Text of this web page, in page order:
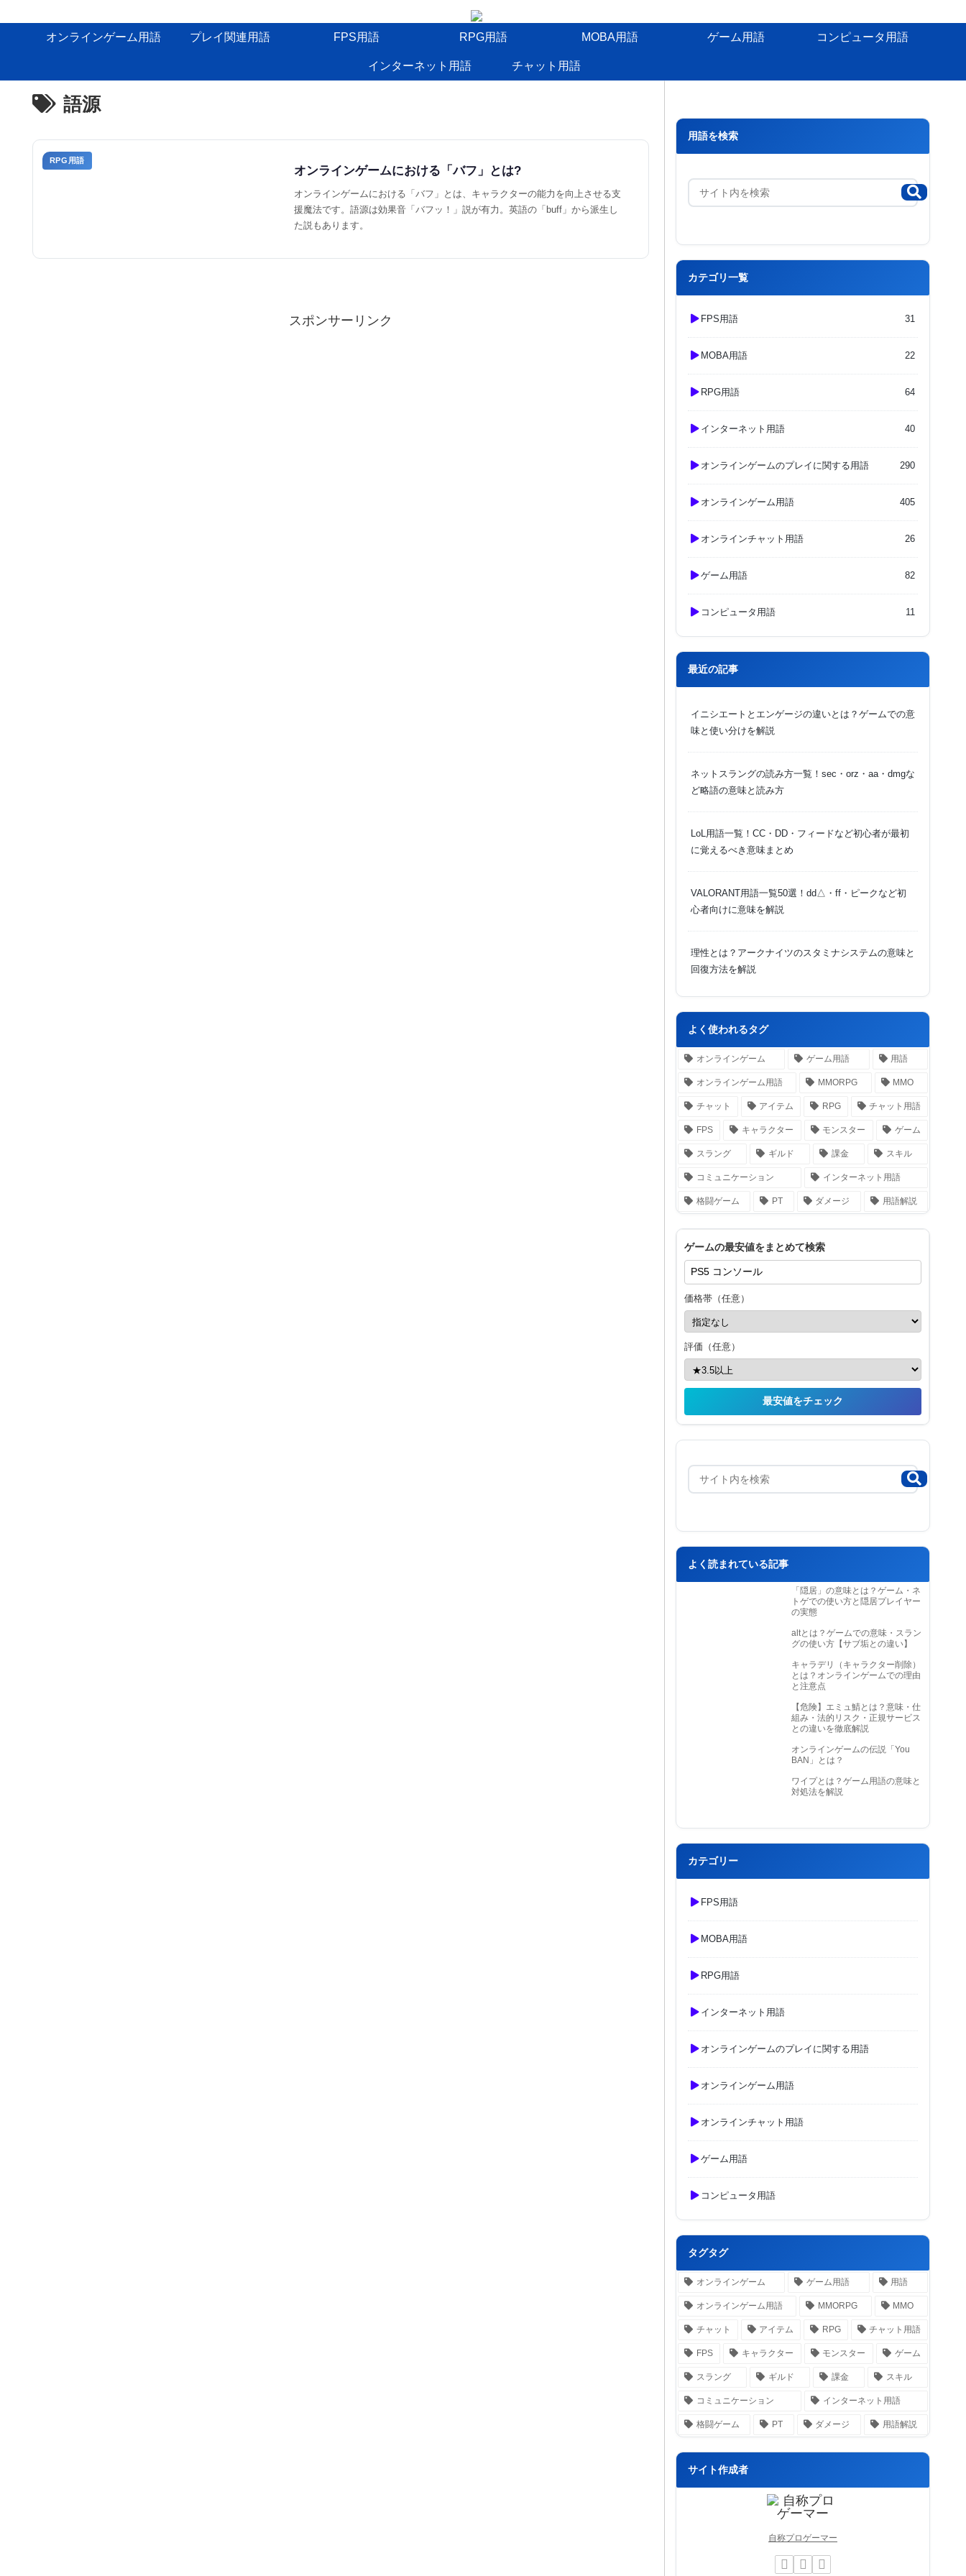
オンラインゲーム用語 プレイ関連用語 FPS用語 RPG用語 MOBA用語 ゲーム用語 コンピュータ用語
インターネット用語 チャット用語
語源
RPG用語
オンラインゲームにおける「バフ」とは?
オンラインゲームにおける「バフ」とは、キャラクターの能力を向上させる支
援魔法です。語源は効果音「バフッ！」説が有力。英語の「buff」から派生し
た説もあります。
スポンサーリンク
用語を検索
カテゴリ一覧
FPS用語 31
MOBA用語 22
RPG用語 64
インターネット用語 40
オンラインゲームのプレイに関する用語 290
オンラインゲーム用語 405
オンラインチャット用語 26
ゲーム用語 82
コンピュータ用語 11
最近の記事
イニシエートとエンゲージの違いとは？ゲームでの意
味と使い分けを解説
ネットスラングの読み方一覧！sec・orz・aa・dmgな
ど略語の意味と読み方
LoL用語一覧！CC・DD・フィードなど初心者が最初
に覚えるべき意味まとめ
VALORANT用語一覧50選！dd△・ff・ピークなど初
心者向けに意味を解説
理性とは？アークナイツのスタミナシステムの意味と
回復方法を解説
よく使われるタグ
オンラインゲーム ゲーム用語 用語
オンラインゲーム用語 MMORPG MMO
チャット アイテム RPG チャット用語
FPS キャラクター モンスター ゲーム
スラング ギルド 課金 スキル
コミュニケーション インターネット用語
格闘ゲーム PT ダメージ 用語解説
ゲームの最安値をまとめて検索
価格帯（任意）
評価（任意）
最安値をチェック
よく読まれている記事
「隠居」の意味とは？ゲーム・ネ
トゲでの使い方と隠居プレイヤー
の実態
altとは？ゲームでの意味・スラン
グの使い方【サブ垢との違い】
キャラデリ（キャラクター削除）
とは？オンラインゲームでの理由
と注意点
【危険】エミュ鯖とは？意味・仕
組み・法的リスク・正規サービス
との違いを徹底解説
オンラインゲームの伝説「You
BAN」とは？
ワイプとは？ゲーム用語の意味と
対処法を解説
カテゴリー
FPS用語
MOBA用語
RPG用語
インターネット用語
オンラインゲームのプレイに関する用語
オンラインゲーム用語
オンラインチャット用語
ゲーム用語
コンピュータ用語
タグタグ
オンラインゲーム ゲーム用語 用語
オンラインゲーム用語 MMORPG MMO
チャット アイテム RPG チャット用語
FPS キャラクター モンスター ゲーム
スラング ギルド 課金 スキル
コミュニケーション インターネット用語
格闘ゲーム PT ダメージ 用語解説
サイト作成者
自称プロゲーマー